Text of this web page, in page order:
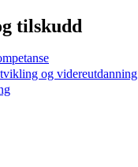
tilskudd
og videreutdanning